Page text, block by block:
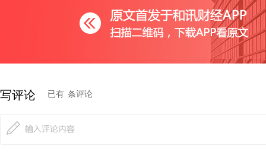
写评论 已有 条评论